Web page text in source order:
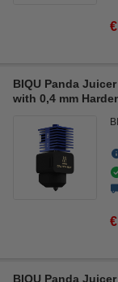
BIQU Panda
with 0,4 mm
BIQU Panda